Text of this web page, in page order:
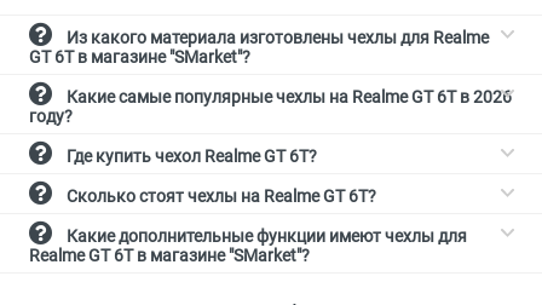
GT 6T в магазине "SMarket"?
году?
Где купить чехол Realme GT 6T?
Сколько стоят чехлы на Realme GT 6T?
Realme GT 6T в магазине "SMarket"?